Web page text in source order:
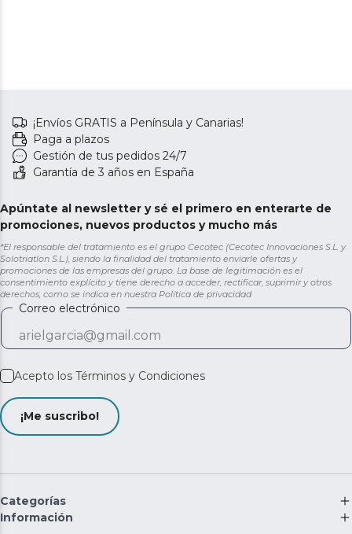
¡Envíos GRATIS a Península y Canarias!
Paga a plazos
Gestión de tus pedidos 24/7
Garantía de 3 años en España
Apúntate al newsletter y sé el primero en enterarte de
promociones, nuevos productos y mucho más
*El responsable del tratamiento es el grupo Cecotec (Cecotec Innovaciones S.L. y
Solotriatlon S.L.), siendo la finalidad del tratamiento enviarle ofertas y
promociones de las empresas del grupo. La base de legitimación es el
consentimiento explícito y tiene derecho a acceder, rectificar, suprimir y otros
derechos, como se indica en nuestra Política de privacidad
Correo electrónico
Acepto los Términos y Condiciones
¡Me suscribo!
Categorías
Información